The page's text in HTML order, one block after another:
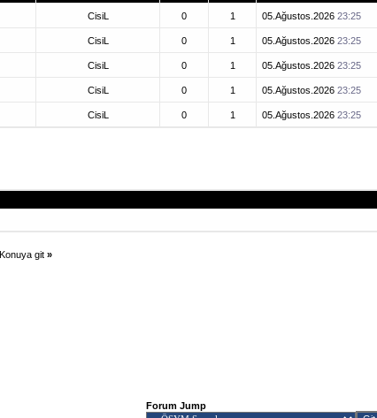
CisiL 0 1 05.Ağustos.2026 23:25
CisiL 0 1 05.Ağustos.2026 23:25
CisiL 0 1 05.Ağustos.2026 23:25
CisiL 0 1 05.Ağustos.2026 23:25
CisiL 0 1 05.Ağustos.2026 23:25
git »
Forum Jump